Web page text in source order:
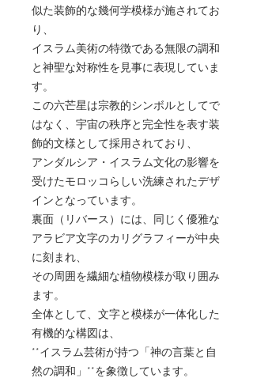
似た装飾的な幾何学模様が施されてお
り、
イスラム美術の特徴である無限の調和
と神聖な対称性を見事に表現していま
す。
この六芒星は宗教的シンボルとしてで
はなく、宇宙の秩序と完全性を表す装
飾的文様として採用されており、
アンダルシア・イスラム文化の影響を
受けたモロッコらしい洗練されたデザ
インとなっています。
裏面（リバース）には、同じく優雅な
アラビア文字のカリグラフィーが中央
に刻まれ、
その周囲を繊細な植物模様が取り囲み
ます。
全体として、文字と模様が一体化した
有機的な構図は、
**イスラム芸術が持つ「神の言葉と自
然の調和」**を象徴しています。